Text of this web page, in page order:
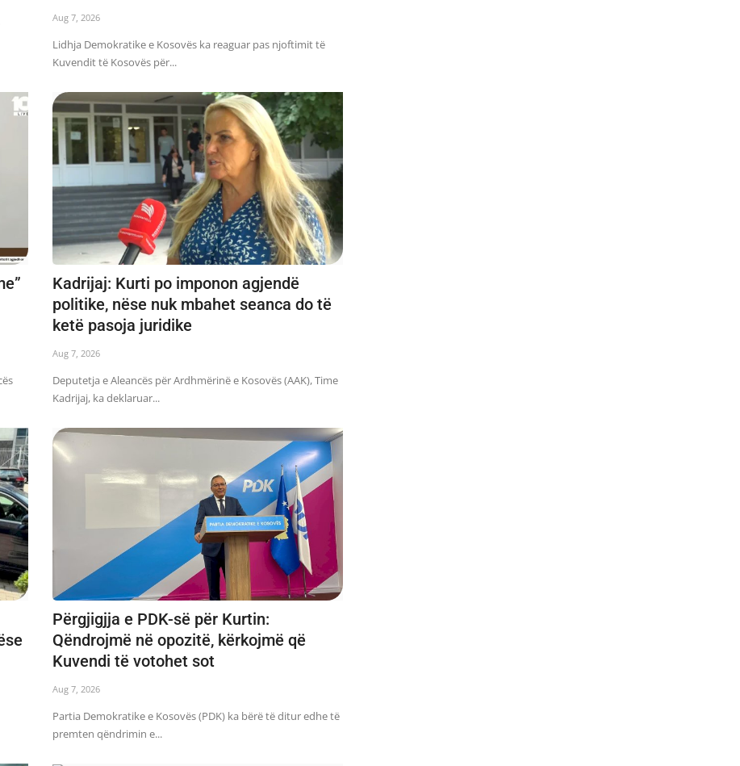
Aug 7, 2026
Lidhja Demokratike e Kosovës ka reaguar pas njoftimit të
Kuvendit të Kosovës për...
Kadrijaj: Kurti po imponon agjendë
politike, nëse nuk mbahet seanca do të
ketë pasoja juridike
Aug 7, 2026
Deputetja e Aleancës për Ardhmërinë e Kosovës (AAK), Time
Kadrijaj, ka deklaruar...
Përgjigjja e PDK-së për Kurtin:
Qëndrojmë në opozitë, kërkojmë që
Kuvendi të votohet sot
Aug 7, 2026
Partia Demokratike e Kosovës (PDK) ka bërë të ditur edhe të
premten qëndrimin e...